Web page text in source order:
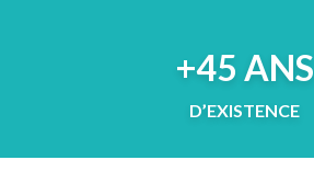
+45 ANS
D’EXISTENCE